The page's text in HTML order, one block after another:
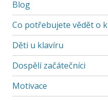
Blog
Co potřebujete vědět o
Děti u klavíru
Dospělí začátečníci
Motivace